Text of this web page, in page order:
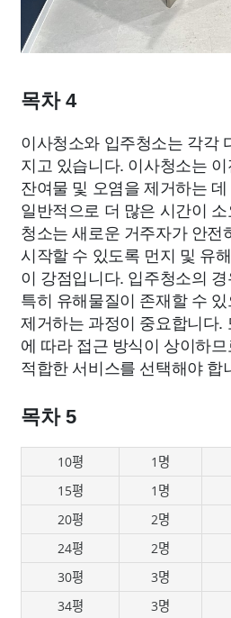
목차 4
이사청소와 입주청소는 각각
지고 있습니다. 이사청소는
잔여물 및 오염을 제거하는
일반적으로 더 많은 시간이
청소는 새로운 거주자가 안전
시작할 수 있도록 먼지 및 유
이 강점입니다. 입주청소의
특히 유해물질이 존재할 수
제거하는 과정이 중요합니다.
에 따라 접근 방식이 상이하
적합한 서비스를 선택해야 합
목차 5
10평 1명
15평
1명
20평
2명
24평
2명
30평
3명
34평
3명